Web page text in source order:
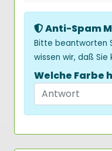
Anti-Spam
Bitte beantworten
wissen wir, daß Sie
Welche Farbe